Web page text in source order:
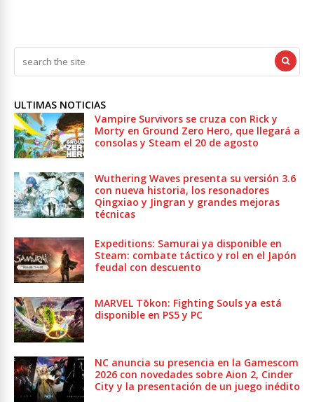
ULTIMAS NOTICIAS
Vampire Survivors se cruza con Rick y
Morty en Ground Zero Hero, que llegará a
consolas y Steam el 20 de agosto
Wuthering Waves presenta su versión 3.6
con nueva historia, los resonadores
Qingxiao y Jingran y grandes mejoras
técnicas
Expeditions: Samurai ya disponible en
Steam: combate táctico y rol en el Japón
feudal con descuento
MARVEL Tōkon: Fighting Souls ya está
disponible en PS5 y PC
NC anuncia su presencia en la Gamescom
2026 con novedades sobre Aion 2, Cinder
City y la presentación de un juego inédito